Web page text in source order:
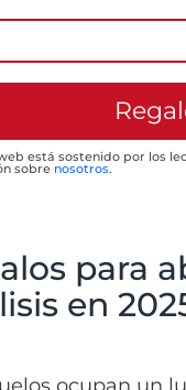
está sostenido por los
sobre nosotros.
para
en
ocupan un